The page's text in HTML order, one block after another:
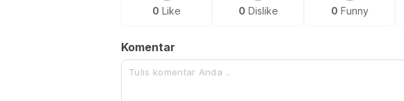
0 Like 0 Dislike 0 Funny
Komentar